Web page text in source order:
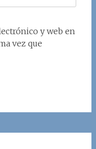
y web en
vez que